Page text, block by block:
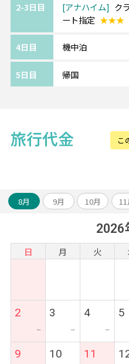
2-3日目 アナハイム
ク
ート指定 ★★★
4日目 機中泊
5日目 帰国
旅行代金 こ
8月 9月 10月 11
2026
日 月 火
2
ー
3
ー
4
ー
5
9 10 11